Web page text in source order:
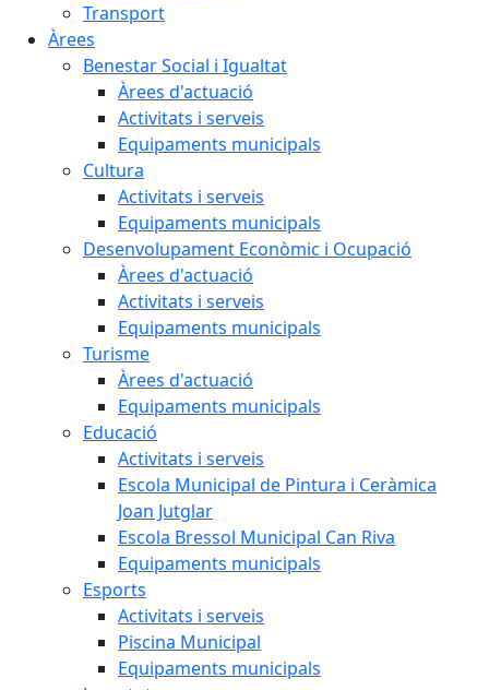
Transport
Àrees
Benestar Social i Igualtat
Àrees d'actuació
Activitats i serveis
Equipaments municipals
Cultura
Activitats i serveis
Equipaments municipals
Desenvolupament Econòmic i Ocupació
Àrees d'actuació
Activitats i serveis
Equipaments municipals
Turisme
Àrees d'actuació
Equipaments municipals
Educació
Activitats i serveis
Escola Municipal de Pintura i Ceràmica
Joan Jutglar
Escola Bressol Municipal Can Riva
Equipaments municipals
Esports
Activitats i serveis
Piscina Municipal
Equipaments municipals